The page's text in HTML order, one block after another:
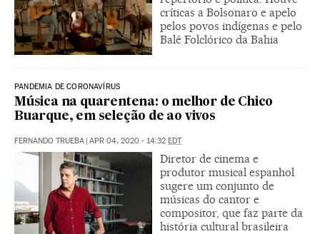
críticas a Bolsonaro e apelo
pelos povos indígenas e pelo
Balé Folclórico da Bahia
PANDEMIA DE CORONAVÍRUS
Música na quarentena: o melhor de Chico
Buarque, em seleção de ao vivos
FERNANDO TRUEBA | APR 04, 2020 - 14:32 EDT
Diretor de cinema e
produtor musical espanhol
sugere um conjunto de
músicas do cantor e
compositor, que faz parte da
história cultural brasileira